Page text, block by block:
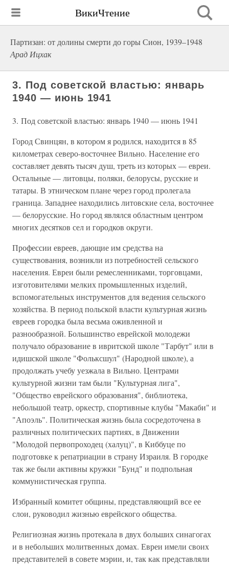
ВикиЧтение
Партизан: от долины смерти до горы Сион, 1939–1948
Арад Ицхак
3. Под советской властью: январь
1940 — июнь 1941
3. Под советской властью: январь 1940 — июнь 1941
Город Свинцян, в котором я родился, находится в 85
километрах северо-восточнее Вильно. Население его
составляет девять тысяч душ, треть из которых — евреи.
Остальные — литовцы, поляки, белорусы, русские и
татары. В этническом плане через город пролегала
граница. Западнее находились литовские села, восточнее
— белорусские. Но город являлся областным центром
многих десятков сел и городков округи.
Профессии евреев, дающие им средства на
существования, возникли из потребностей сельского
населения. Евреи были ремесленниками, торговцами,
изготовителями мелких промышленных изделий,
вспомогательных инструментов для ведения сельского
хозяйства. В период польской власти культурная жизнь
евреев городка была весьма оживленной и
разнообразной. Большинство еврейской молодежи
получало образование в ивритской школе "Тарбут" или в
идишской школе "Фольксшул" (Народной школе), а
продолжать учебу уезжала в Вильно. Центрами
культурной жизни там были "Культурная лига",
"Общество еврейского образования", библиотека,
небольшой театр, оркестр, спортивные клубы "Макаби" и
"Апоэль". Политическая жизнь была сосредоточена в
различных политических партиях, в Движении
"Молодой первопроходец (халуц)", в Киббуце по
подготовке к репатриации в страну Израиля. В городке
так же были активны кружки "Бунд" и подпольная
коммунистическая группа.
Избранный комитет общины, представляющий все ее
слои, руководил жизнью еврейского общества.
Религиозная жизнь протекала в двух больших синагогах
и в небольших молитвенных домах. Евреи имели своих
представителей в совете мэрии, и, так как представляли